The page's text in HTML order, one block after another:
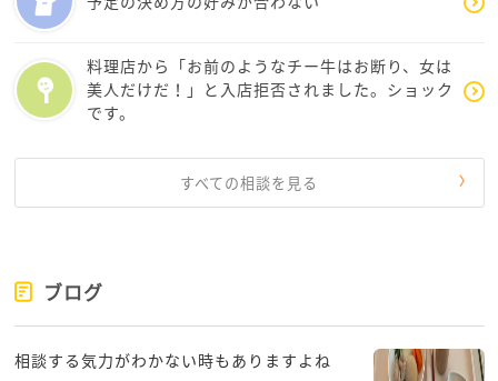
と言って、根性がないとか怠けているとか、そういう
形で送れたらいいのかなぁ、と思います。
お相手とのこれまでの関係や、実際にやって来た文章
表現に合わせて、まりこんさんの方で咀嚼して伝えて
何かしら参考になることがありましたら、幸いです。
私自身にとっても、世の中の大半の仕事は、"不可能な
仕事"なんですよ。
料理店から「お前のようなチー牛はお断り、女は
美人だけだ！」と入店拒否されました。ショック
です。
すべての相談を見る
ブログ
相談する気力がわかない時もありますよね